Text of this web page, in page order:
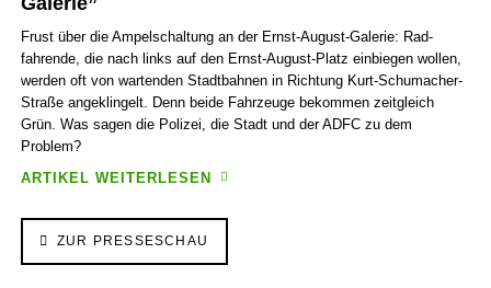
Frust über die Ampel­schaltung an der Ernst-August-Galerie: Rad­
fahrende, die nach links auf den Ernst-August-Platz ein­biegen wollen,
werden oft von wartenden Stadt­bahnen in Richtung Kurt-Schu­macher-
Straße ange­klin­gelt. Denn beide Fahr­zeuge bekommen zeit­gleich
Grün. Was sagen die Polizei, die Stadt und der ADFC zu dem
Problem?
ARTIKEL WEITERLESEN
ZUR PRESSESCHAU